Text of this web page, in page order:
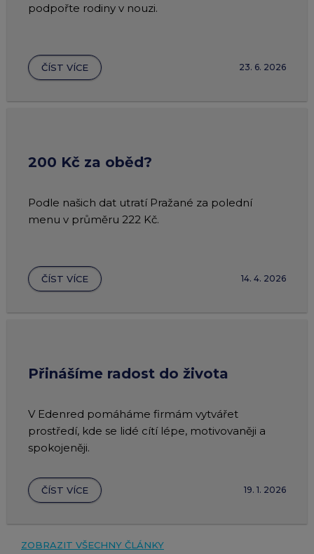
podpořte rodiny v nouzi.
ČÍST VÍCE 23. 6. 2026
200 Kč za oběd?
Podle našich dat utratí Pražané za polední
menu v průměru 222 Kč.
ČÍST VÍCE 14. 4. 2026
Přinášíme radost do života
V Edenred pomáháme firmám vytvářet
prostředí, kde se lidé cítí lépe, motivovaněji a
spokojeněji.
ČÍST VÍCE 19. 1. 2026
ZOBRAZIT VŠECHNY ČLÁNKY